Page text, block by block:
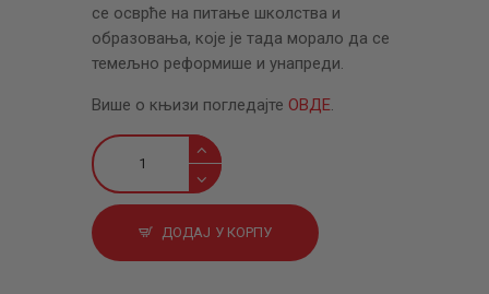
се осврће на питање школства и
образовања, које је тада морало да се
темељно реформише и унапреди.
Више о књизи погледајте ОВДЕ.
Чаршија
и
култура
количина
ДОДАЈ У КОРПУ